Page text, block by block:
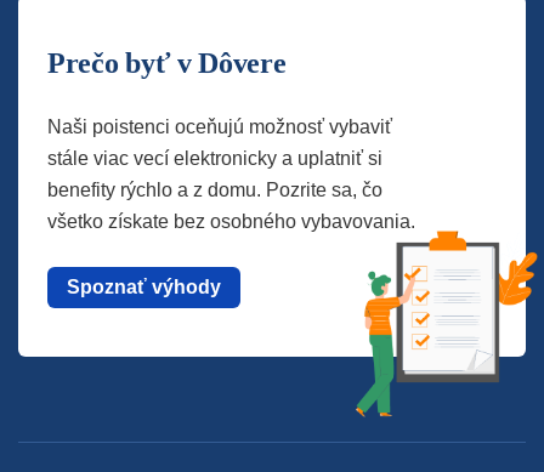
Prečo byť v Dôvere
Naši poistenci oceňujú možnosť vybaviť
stále viac vecí elektronicky a uplatniť si
benefity rýchlo a z domu. Pozrite sa, čo
všetko získate bez osobného vybavovania.
Spoznať výhody